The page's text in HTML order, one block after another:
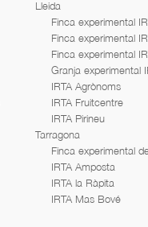
Lleida
Finca experimental
Finca experimental
Finca experimental
Granja experimental
IRTA Agrònoms
IRTA Fruitcentre
IRTA Pirineu
Tarragona
Finca experimental
IRTA Amposta
IRTA la Ràpita
IRTA Mas Bové